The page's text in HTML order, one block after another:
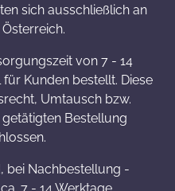
sich ausschließlich an
von 7 - 14
Kunden bestellt. Diese
Umtausch bzw.
Bestellung
bei Nachbestellung -